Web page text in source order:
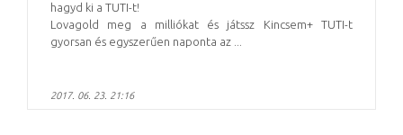
hagyd ki a TUTI-t!
Lovagold meg a milliókat és játssz Kincsem+ TUTI-t
gyorsan és egyszerűen naponta az ...
2017. 06. 23. 21:16